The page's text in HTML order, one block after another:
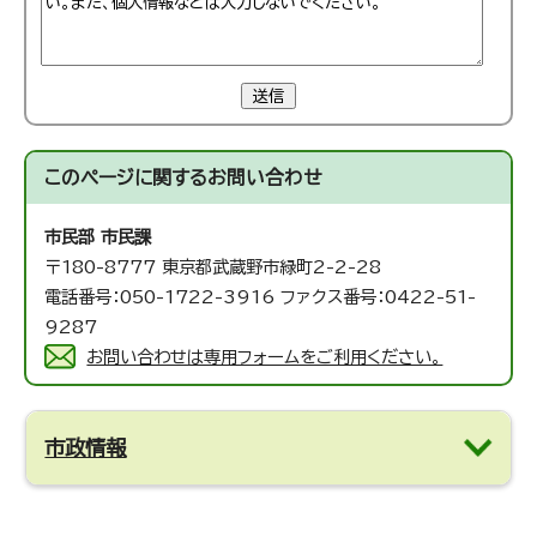
送信
このページに関するお問い合わせ
市民部 市民課
〒180-8777 東京都武蔵野市緑町2-2-28
電話番号：050-1722-3916 ファクス番号：0422-51-
9287
お問い合わせは専用フォームをご利用ください。
市政情報